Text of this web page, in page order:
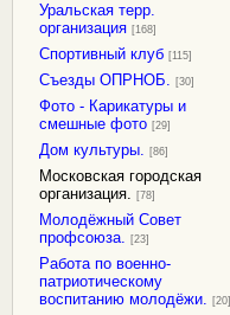
Уральская терр.
организация [168]
Спортивный клуб [115]
Съезды ОПРНОБ. [30]
Фото - Карикатуры и
смешные фото [29]
Дом культуры. [86]
Московская городская
организация. [78]
Молодёжный Совет
профсоюза. [23]
Работа по военно-
патриотическому
воспитанию молодёжи. [20]